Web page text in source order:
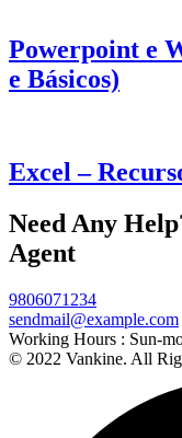
Powerpoint e
e Básicos)
Excel –
Need Any
Agent
9806071234
sendmail@example.com
Working Hours : Sun-
© 2022 Vankine. All